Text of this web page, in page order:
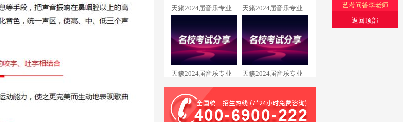
天籁2024届音乐专业 天籁2024届音乐专业
天籁2024届音乐专业
舒畅 星海音乐学院录
取
天籁2024届音乐专业
录取
艺考问答李老师
返回顶部